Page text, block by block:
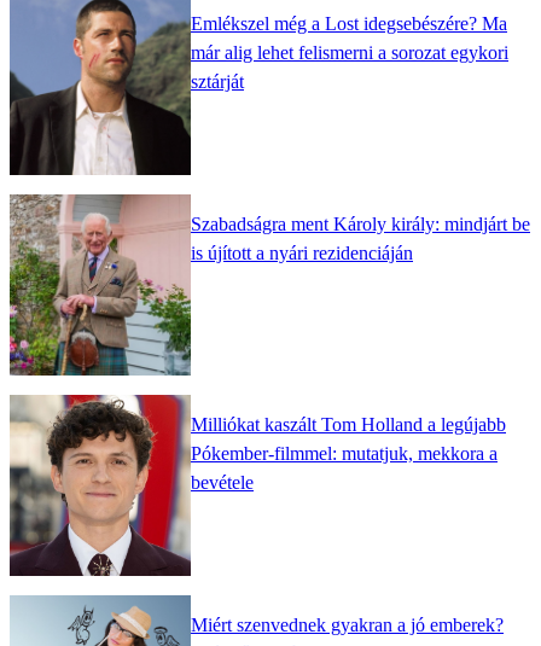
Emlékszel még a Lost idegsebészére? Ma
már alig lehet felismerni a sorozat egykori
sztárját
Szabadságra ment Károly király: mindjárt be
is újított a nyári rezidenciáján
Milliókat kaszált Tom Holland a legújabb
Pókember-filmmel: mutatjuk, mekkora a
bevétele
Miért szenvednek gyakran a jó emberek?